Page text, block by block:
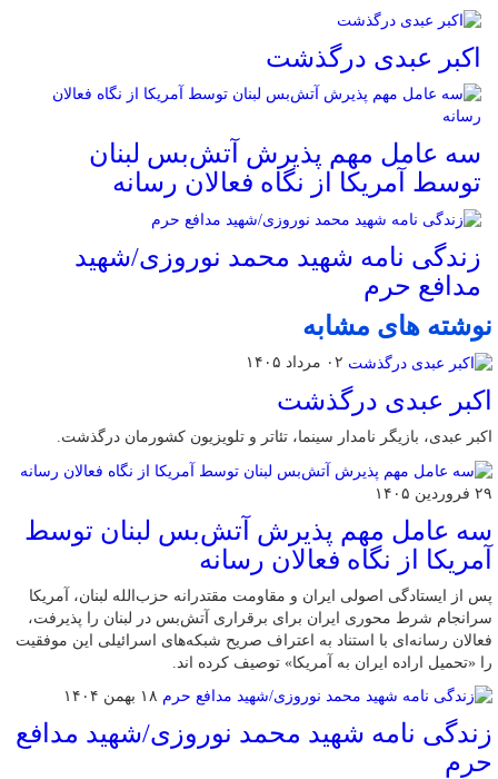
اکبر عبدی درگذشت
سه عامل مهم پذیرش آتش‌بس لبنان
توسط آمریکا از نگاه فعالان رسانه
زندگی نامه شهید محمد نوروزی/شهید
مدافع حرم
نوشته های مشابه
۰۲ مرداد ۱۴۰۵
اکبر عبدی درگذشت
اکبر عبدی، بازیگر نامدار سینما، تئاتر و تلویزیون کشورمان درگذشت.
۲۹ فروردین ۱۴۰۵
سه عامل مهم پذیرش آتش‌بس لبنان توسط
آمریکا از نگاه فعالان رسانه
پس از ایستادگی اصولی ایران و مقاومت مقتدرانه حزب‌الله لبنان، آمریکا
سرانجام شرط محوری ایران برای برقراری آتش‌بس در لبنان را پذیرفت،
فعالان رسانه‌ای با استناد به اعتراف صریح شبکه‌های اسرائیلی این موفقیت
را «تحمیل اراده ایران به آمریکا» توصیف کرده اند.
۱۸ بهمن ۱۴۰۴
زندگی نامه شهید محمد نوروزی/شهید مدافع
حرم